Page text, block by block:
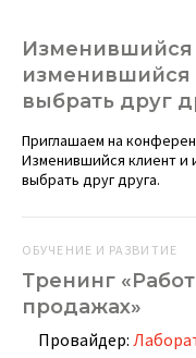
Изменившийся
изменившийся
выбрать друг
Приглашаем на
Изменившийся клиент и
выбрать друг друга.
ОБУЧЕНИЕ И РАЗВИТИЕ
Тренинг
продажах»
Провайдер: